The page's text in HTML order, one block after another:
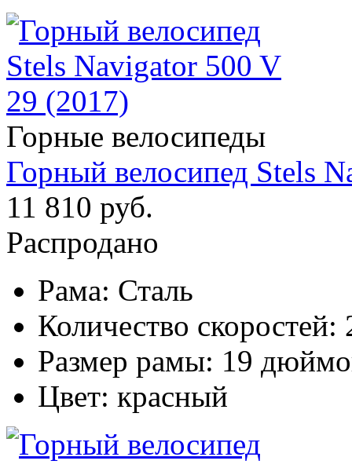
Горные велосипеды
Горный велосипед Stels
11 810 руб.
Распродано
Рама: Сталь
Количество скоростей:
Размер рамы: 19
Цвет: красный